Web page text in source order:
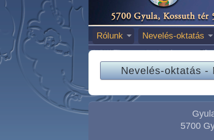
Rólunk Nevelés-oktatás
Nevelés-oktatás-
5700